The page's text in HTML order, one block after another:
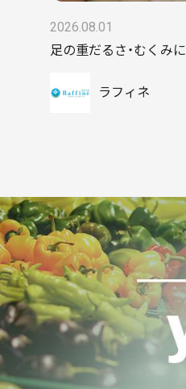
2026.08.01
足の重だるさ・むくみに
ラフィネ